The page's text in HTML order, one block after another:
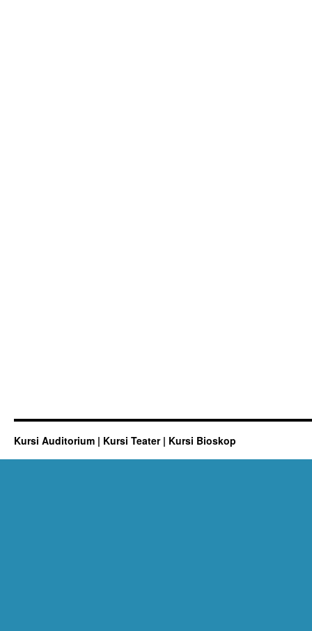
Kursi Auditorium | Kursi Teater | Kursi Bioskop